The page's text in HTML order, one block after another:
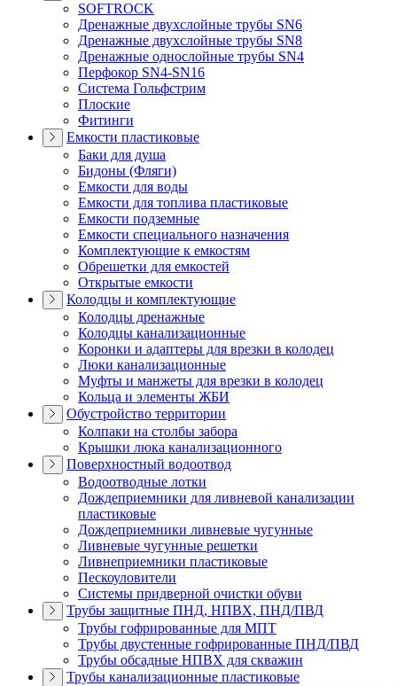
SOFTROCK
Дренажные двухслойные трубы SN6
Дренажные двухслойные трубы SN8
Дренажные однослойные трубы SN4
Перфокор SN4-SN16
Система Гольфстрим
Плоские
Фитинги
Емкости пластиковые
Баки для душа
Бидоны (Фляги)
Емкости для воды
Емкости для топлива пластиковые
Емкости подземные
Емкости специального назначения
Комплектующие к емкостям
Обрешетки для емкостей
Открытые емкости
Колодцы и комплектующие
Колодцы дренажные
Колодцы канализационные
Коронки и адаптеры для врезки в колодец
Люки канализационные
Муфты и манжеты для врезки в колодец
Кольца и элементы ЖБИ
Обустройство территории
Колпаки на столбы забора
Крышки люка канализационного
Поверхностный водоотвод
Водоотводные лотки
Дождеприемники для ливневой канализации
пластиковые
Дождеприемники ливневые чугунные
Ливневые чугунные решетки
Ливнеприемники пластиковые
Пескоуловители
Системы придверной очистки обуви
Трубы защитные ПНД, НПВХ, ПНД/ПВД
Трубы гофрированные для МПТ
Трубы двустенные гофрированные ПНД/ПВД
Трубы обсадные НПВХ для скважин
Трубы канализационные пластиковые